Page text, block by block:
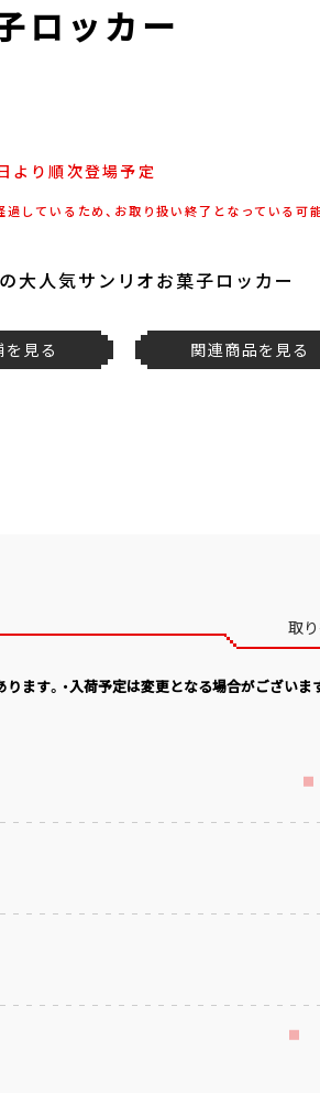
ロッカー
より順次登場予定
しているため、お取り扱い終了となっている可
大人気サンリオお菓子ロッカー
を見る 関連商品を見る
取
ます。・入荷予定は変更となる場合がございま